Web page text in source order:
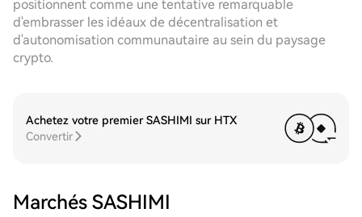
positionnent comme une tentative remarquable
d'embrasser les idéaux de décentralisation et
d'autonomisation communautaire au sein du paysage
crypto.
Achetez votre premier SASHIMI sur HTX
Convertir
Marchés SASHIMI